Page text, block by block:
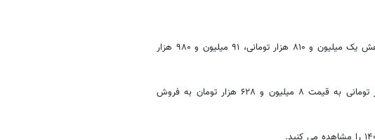
گزارش‌ها حاکی از آن است که هر قطعه سکه امامی با کاهش یک میلیون و ۸۱۰ هزار تومانی، ۹۱ میلیون و ۹۸۰ هزار
در بازار تهران نیز با کاهش ۱۳۱ هزار تومانی به قیمت ۸ میلیون و ۶۲۸ هزار تومان به فروش